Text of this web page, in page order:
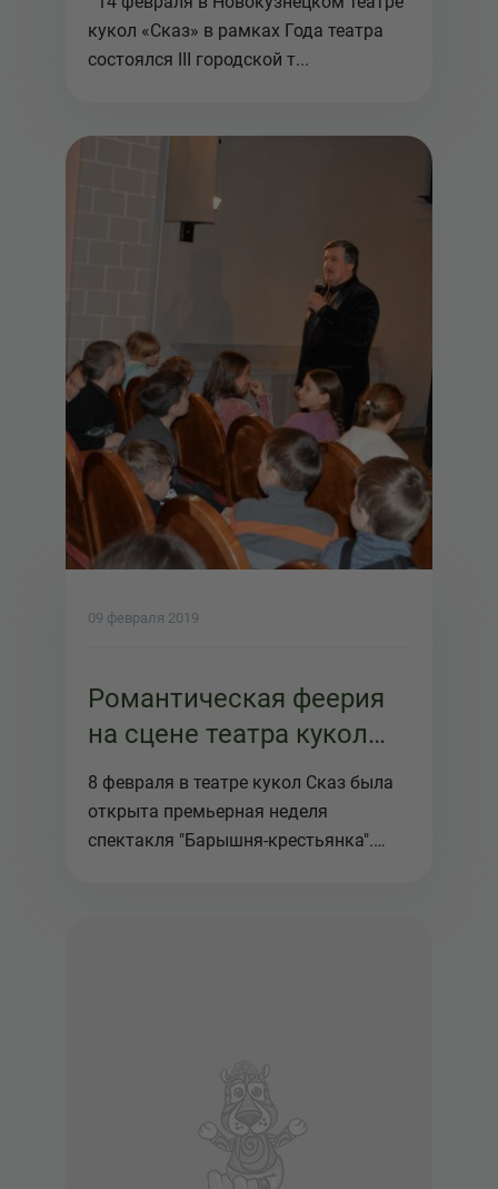
кукол «Сказ» в рамках Года театра
состоялся III городской т...
09 февраля 2019
Романтическая феерия
на сцене театра кукол
Сказ
8 февраля в театре кукол Сказ была
открыта премьерная неделя
спектакля "Барышня-крестьянка".